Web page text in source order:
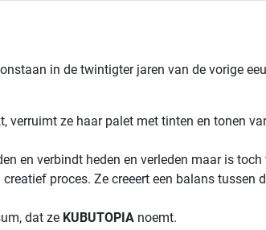
in de twintigter jaren van de vorige
ze haar palet met tinten en tonen
en verbindt heden en verleden maar is
proces. Ze creeert een balans tussen
dat ze KUBUTOPIA noemt.